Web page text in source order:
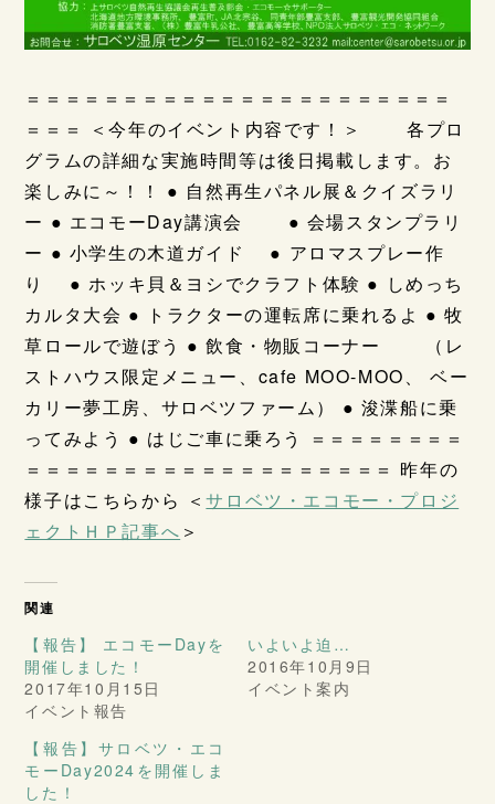
＝＝＝＝＝＝＝＝＝＝＝＝＝＝＝＝＝＝＝＝＝＝
＝＝＝ ＜今年のイベント内容です！＞ 各プロ
グラムの詳細な実施時間等は後日掲載します。お
楽しみに～！！ ● 自然再生パネル展＆クイズラリ
ー ● エコモーDay講演会 ● 会場スタンプラリ
ー ● 小学生の木道ガイド ● アロマスプレー作
り ● ホッキ貝＆ヨシでクラフト体験 ● しめっち
カルタ大会 ● トラクターの運転席に乗れるよ ● 牧
草ロールで遊ぼう ● 飲食・物販コーナー （レ
ストハウス限定メニュー、cafe MOO-MOO、 ベー
カリー夢工房、サロベツファーム） ● 浚渫船に乗
ってみよう ● はじご車に乗ろう ＝＝＝＝＝＝＝＝
＝＝＝＝＝＝＝＝＝＝＝＝＝＝＝＝＝＝＝ 昨年の
様子はこちらから ＜サロベツ・エコモー・プロジ
ェクトＨＰ記事へ ＞
関連
【報告】 エコモーDayを
開催しました！
2017年10月15日
イベント報告
いよいよ迫…
2016年10月9日
イベント案内
【報告】サロベツ・エコ
モーDay2024を開催しま
した！